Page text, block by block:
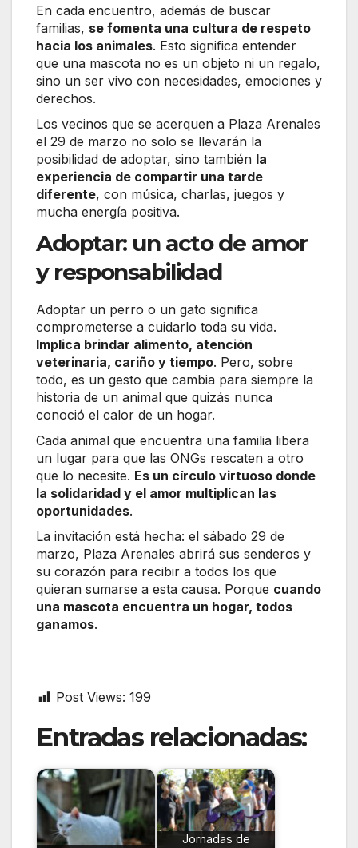
En cada encuentro, además de buscar
familias, se fomenta una cultura de respeto
hacia los animales. Esto significa entender
que una mascota no es un objeto ni un regalo,
sino un ser vivo con necesidades, emociones y
derechos.
Los vecinos que se acerquen a Plaza Arenales
el 29 de marzo no solo se llevarán la
posibilidad de adoptar, sino también la
experiencia de compartir una tarde
diferente, con música, charlas, juegos y
mucha energía positiva.
Adoptar: un acto de amor
y responsabilidad
Adoptar un perro o un gato significa
comprometerse a cuidarlo toda su vida.
Implica brindar alimento, atención
veterinaria, cariño y tiempo. Pero, sobre
todo, es un gesto que cambia para siempre la
historia de un animal que quizás nunca
conoció el calor de un hogar.
Cada animal que encuentra una familia libera
un lugar para que las ONGs rescaten a otro
que lo necesite. Es un círculo virtuoso donde
la solidaridad y el amor multiplican las
oportunidades.
La invitación está hecha: el sábado 29 de
marzo, Plaza Arenales abrirá sus senderos y
su corazón para recibir a todos los que
quieran sumarse a esta causa. Porque cuando
una mascota encuentra un hogar, todos
ganamos.
Post Views: 199
Entradas relacionadas:
Jornadas de